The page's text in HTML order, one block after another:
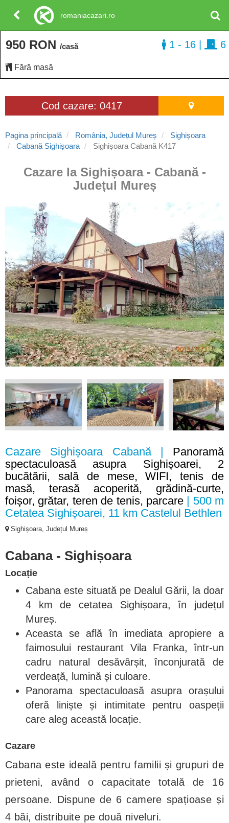
Cod cazare: 0417
Pagina principală România, Județul Mureș
Sighișoara
Cabană Sighișoara
Sighișoara Cabană K417
Cazare la Sighișoara - Cabană -
Județul Mureș
Cazare Sighișoara Cabană | Panoramă
spectaculoasă asupra Sighișoarei, 2
bucătării, sală de mese, WIFI, tenis de
masă, terasă acoperită, grădină-curte,
foișor, grătar, teren de tenis, parcare| 500 m
Cetatea Sighișoarei, 11 km Castelul Bethlen
Sighișoara, Județul Mureș
Cabana - Sighișoara
Locație
Cabana este situată pe Dealul Gării, la doar
4 km de cetatea Sighișoara, în județul
Mureș.
Aceasta se află în imediata apropiere a
faimosului restaurant Vila Franka, într-un
cadru natural desăvârșit, înconjurată de
verdeață, lumină și culoare.
Panorama spectaculoasă asupra orașului
oferă liniște și intimitate pentru oaspeții
care aleg această locație.
Cazare
Cabana este ideală pentru familii și grupuri de
prieteni, având o capacitate totală de 16
persoane. Dispune de 6 camere spațioase și
4 băi, distribuite pe două niveluri.
950 RON /casă
Fără masă
1 - 16 6
romaniacazari.ro